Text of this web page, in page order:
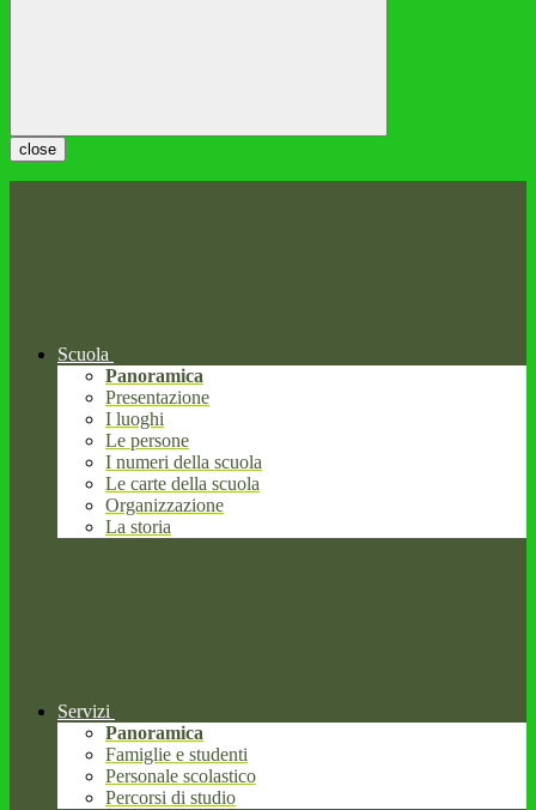
close
Scuola
Panoramica
Presentazione
I luoghi
Le persone
I numeri della scuola
Le carte della scuola
Organizzazione
La storia
Servizi
Panoramica
Famiglie e studenti
Personale scolastico
Percorsi di studio